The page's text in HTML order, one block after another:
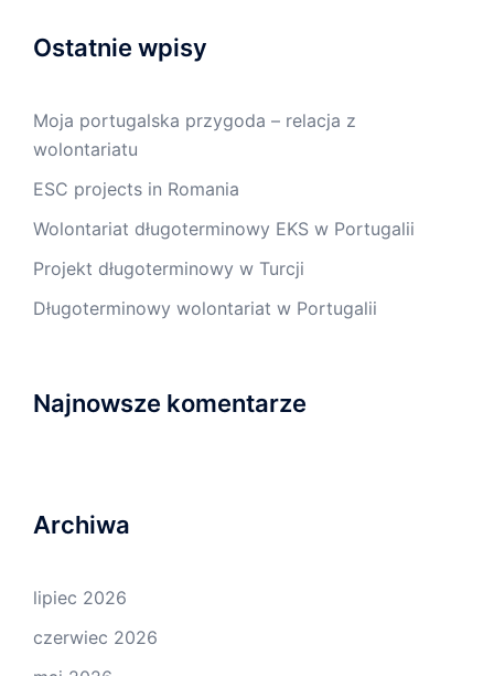
Ostatnie wpisy
Moja portugalska przygoda – relacja z
wolontariatu
ESC projects in Romania
Wolontariat długoterminowy EKS w Portugalii
Projekt długoterminowy w Turcji
Długoterminowy wolontariat w Portugalii
Najnowsze komentarze
Archiwa
lipiec 2026
czerwiec 2026